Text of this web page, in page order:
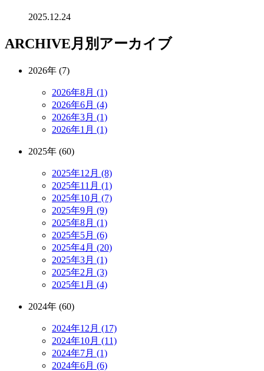
2025.12.24
ARCHIVE月別アーカイブ
2026年 (7)
2026年8月 (1)
2026年6月 (4)
2026年3月 (1)
2026年1月 (1)
2025年 (60)
2025年12月 (8)
2025年11月 (1)
2025年10月 (7)
2025年9月 (9)
2025年8月 (1)
2025年5月 (6)
2025年4月 (20)
2025年3月 (1)
2025年2月 (3)
2025年1月 (4)
2024年 (60)
2024年12月 (17)
2024年10月 (11)
2024年7月 (1)
2024年6月 (6)